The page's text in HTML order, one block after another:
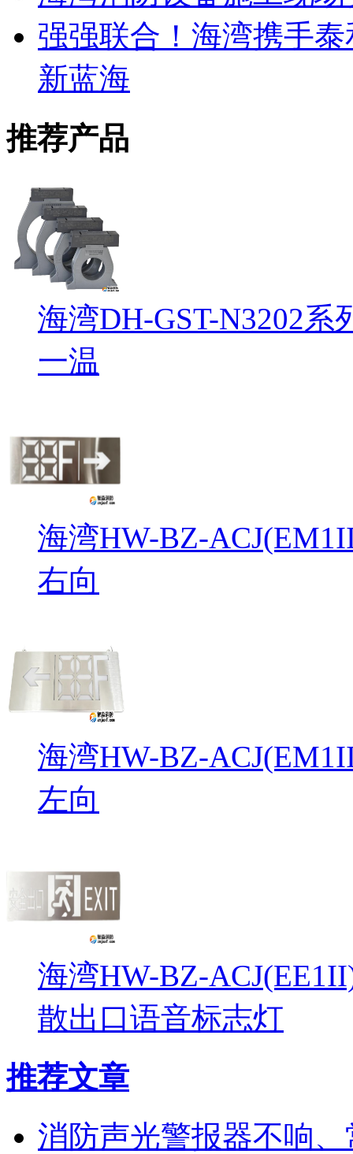
强强联合！海湾携手
新蓝海
推荐产品
海湾DH-GST-N3202
一温
海湾HW-BZ-
右向
海湾HW-BZ-
左向
海湾HW-BZ-
散出口语音标志灯
推荐文章
消防声光警报器不响